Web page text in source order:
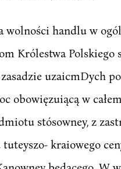
wolności handlu w
Królestwa
uzaicmDych
obowięzuiącą w
stósowney, z
kraiowego